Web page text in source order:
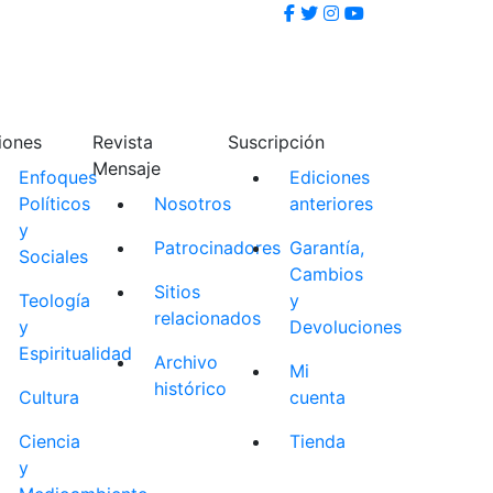
Enfoques
Políticos
y
Sociales
Teología
y
Espiritualidad
Cultura
Ciencia
y
Revista
Mensaje
Nosotros
Patrocinadores
Sitios
relacionados
Archivo
histórico
Suscripción
Ediciones
anteriores
Garantía,
Cambios
y
Devoluciones
Mi
cuenta
Tienda